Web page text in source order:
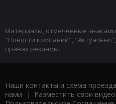
Материалы, отмеченные
"Новости компаний",
правах рекламы.
Наши контакты и схема проезда
нами | Разместить свои